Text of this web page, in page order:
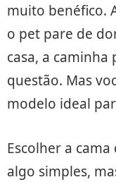
muito benéfico.
o pet pare de
casa, a caminha
questão. Mas
modelo ideal
Escolher a
algo simples,